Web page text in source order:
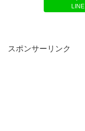
LINE
スポンサーリンク